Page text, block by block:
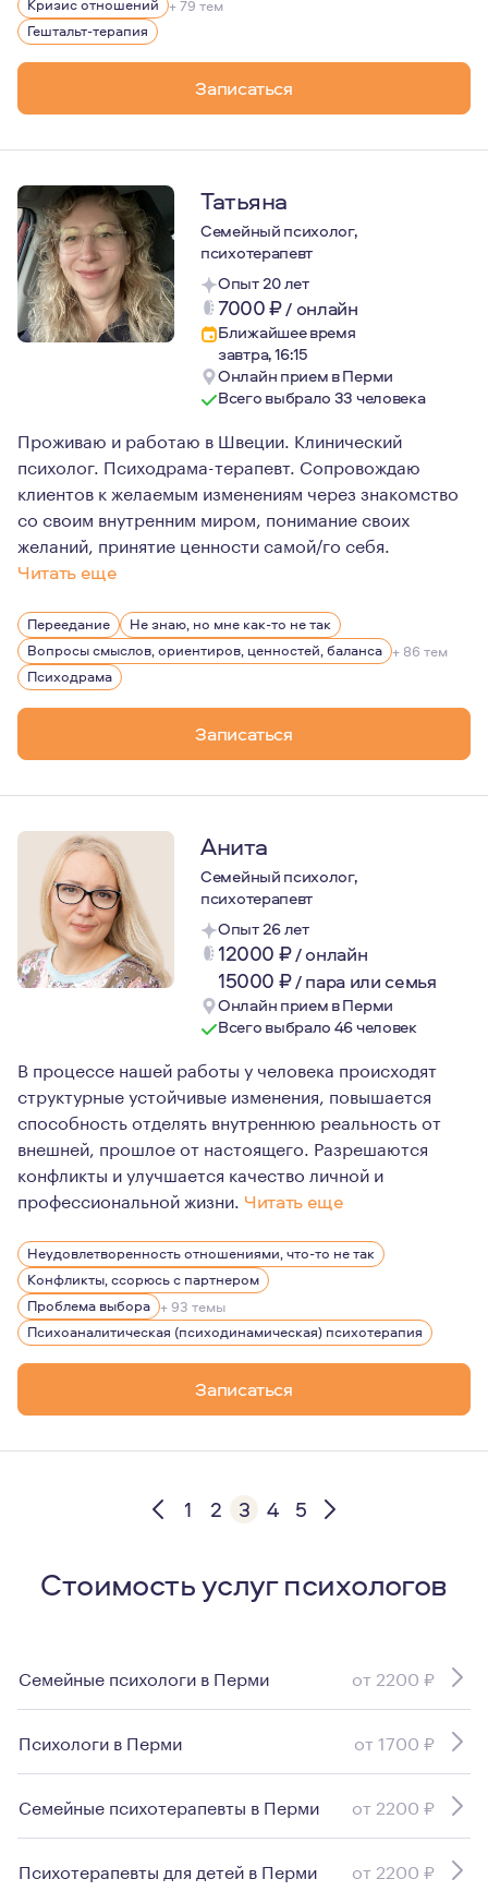
Это помогает определить причины проблем,
Кризис отношений + 79 тем
Гештальт-терапия
Записаться
Татьяна
Семейный психолог,
психотерапевт
Опыт 20 лет
7000₽/ онлайн
Ближайшее время
завтра, 16:15
Онлайн прием в Перми
Всего выбрало 33 человека
Проживаю и работаю в Швеции. Клинический
психолог. Психодрама-терапевт. Сопровождаю
клиентов к желаемым изменениям через знакомство
со своим внутренним миром, понимание своих
желаний, принятие ценности самой/го себя.
Читать еще
Я очень люблю свою работу. Мне нравится быть не
У меня большой профессиональный опыт таких
Я смогла пережить все это, изменить отношение к
Я считаю, что важно позволять себе в жизни
Переедание
Не знаю, но мне как-то не так
Вопросы смыслов, ориентиров, ценностей, баланса + 86 тем
Психодрама
Записаться
Анита
Семейный психолог,
психотерапевт
Опыт 26 лет
12000₽/онлайн
15000₽/пара или семья
Онлайн прием в Перми
Всего выбрало 46 человек
В процессе нашей работы у человека происходят
структурные устойчивые изменения, повышается
способность отделять внутреннюю реальность от
внешней, прошлое от настоящего. Разрешаются
конфликты и улучшается качество личной и
профессиональной жизни. Читать еще
Психоаналитический психотерапевт, группаналитик,
Бизнес-тренер, психоаналитический коуч.
Сертифицированный TFP-терапевт (психотерапия,
Член ISTFP International SocIety of Transference-
Асс.член МПА Московской Психоаналитической
Кандидат ОПП-EFPP European Federation for
Кандидат EGATIN European Group Analytic Training
Неудовлетворенность отношениями, что-то не так
Конфликты, ссорюсь с партнером
Проблема выбора + 93 темы
Психоаналитическая (психодинамическая) психотерапия
Записаться
1 2 3 4 5
Стоимость услуг психологов
Семейные психологи в Перми от 2200 ₽
Психологи в Перми от 1700 ₽
Семейные психотерапевты в Перми от 2200 ₽
Психотерапевты для детей в Перми от 2200 ₽